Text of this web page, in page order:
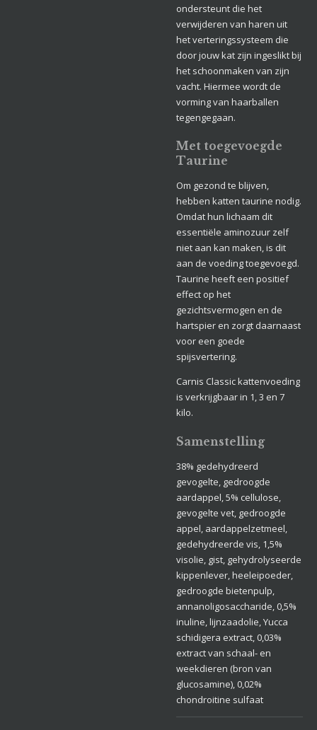
ondersteunt die het
verwijderen van haren uit
het verteringssysteem die
door jouw kat zijn ingeslikt bij
het schoonmaken van zijn
vacht. Hiermee wordt de
vorming van haarballen
tegengegaan.
Met toegevoegde
Taurine
Om gezond te blijven,
hebben katten taurine nodig.
Omdat hun lichaam dit
essentiële aminozuur zelf
niet aan kan maken, is dit
aan de voeding toegevoegd.
Taurine heeft een positief
effect op het
gezichtsvermogen en de
hartspier en zorgt daarnaast
voor een goede
spijsvertering.
Carnis Classic kattenvoeding
is verkrijgbaar in 1, 3 en 7
kilo.
Samenstelling
38% gedehydreerd
gevogelte, gedroogde
aardappel, 5% cellulose,
gevogelte vet, gedroogde
appel, aardappelzetmeel,
gedehydreerde vis, 1,5%
visolie, gist, gehydrolyseerde
kippenlever, heeleipoeder,
gedroogde bietenpulp,
annanoligosaccharide, 0,5%
inuline, lijnzaadolie, Yucca
schidigera extract, 0,03%
extract van schaal- en
weekdieren (bron van
glucosamine), 0,02%
chondroitine sulfaat